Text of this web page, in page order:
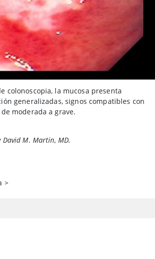
colonoscopia, la mucosa presenta
generalizadas, signos compatibles con
moderada a grave.
M. Martin, MD.
>